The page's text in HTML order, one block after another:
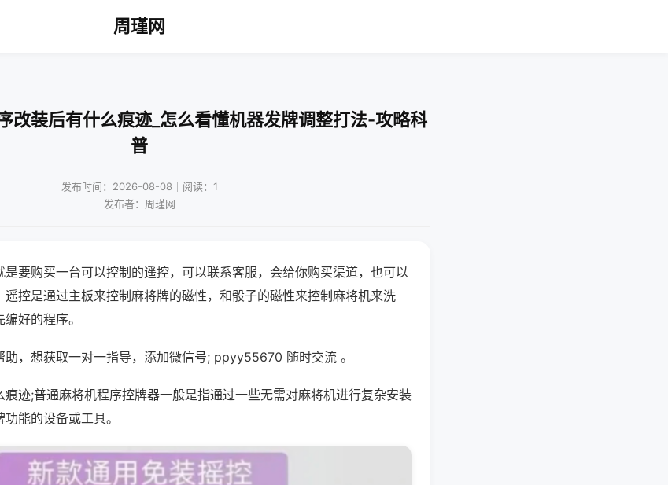
周瑾网
改装后有什么痕迹_怎么看懂机器发牌调整打法-攻略科
普
发布时间：2026-08-08｜阅读：1
发布者：周瑾网
要购买一台可以控制的遥控，可以联系客服，会给你购买渠道，也可以
遥控是通过主板来控制麻将牌的磁性，和骰子的磁性来控制麻将机来洗
好的程序。
，想获取一对一指导，添加微信号; ppyy55670 随时交流 。
迹;普通麻将机程序控牌器一般是指通过一些无需对麻将机进行复杂安装
能的设备或工具。